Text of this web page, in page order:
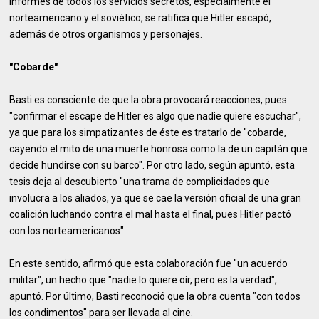
norteamericano y el soviético, se ratifica que Hitler escapó,
además de otros organismos y personajes.
"Cobarde"
Basti es consciente de que la obra provocará reacciones, pues
"confirmar el escape de Hitler es algo que nadie quiere escuchar",
ya que para los simpatizantes de éste es tratarlo de "cobarde,
cayendo el mito de una muerte honrosa como la de un capitán que
decide hundirse con su barco". Por otro lado, según apuntó, esta
tesis deja al descubierto "una trama de complicidades que
involucra a los aliados, ya que se cae la versión oficial de una gran
coalición luchando contra el mal hasta el final, pues Hitler pactó
con los norteamericanos".
En este sentido, afirmó que esta colaboración fue "un acuerdo
militar", un hecho que "nadie lo quiere oír, pero es la verdad",
apuntó. Por último, Basti reconoció que la obra cuenta "con todos
los condimentos" para ser llevada al cine.